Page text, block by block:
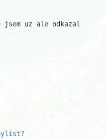
uz ale odkazal